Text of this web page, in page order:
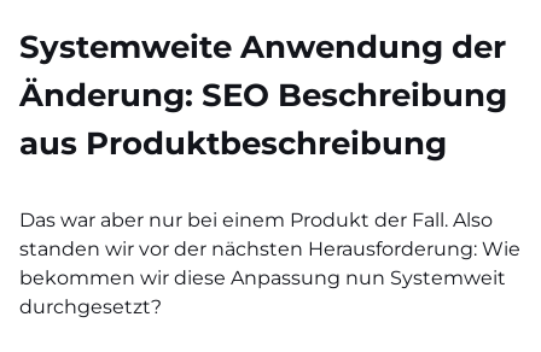
Systemweite Anwendung der
Änderung: SEO Beschreibung
aus Produktbeschreibung
Das war aber nur bei einem Produkt der Fall. Also
standen wir vor der nächsten Herausforderung: Wie
bekommen wir diese Anpassung nun Systemweit
durchgesetzt?